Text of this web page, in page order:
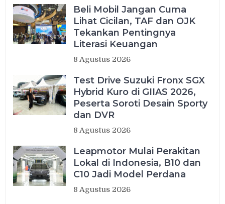
Beli Mobil Jangan Cuma
Lihat Cicilan, TAF dan OJK
Tekankan Pentingnya
Literasi Keuangan
8 Agustus 2026
Test Drive Suzuki Fronx SGX
Hybrid Kuro di GIIAS 2026,
Peserta Soroti Desain Sporty
dan DVR
8 Agustus 2026
Leapmotor Mulai Perakitan
Lokal di Indonesia, B10 dan
C10 Jadi Model Perdana
8 Agustus 2026